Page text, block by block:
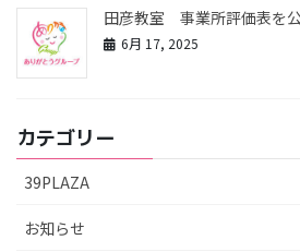
田彦教室 事業所評価表を公
6月 17, 2025
カテゴリー
39PLAZA
お知らせ